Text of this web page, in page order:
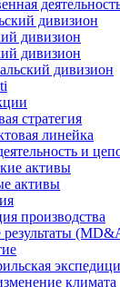
дивизион
дивизион
дивизион
дивизион
стратегия
линейка
и
активы
активы
производства
климата